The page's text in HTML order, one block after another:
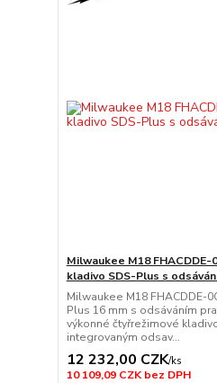
Milwaukee M18 FHACDDE-
kladivo SDS-Plus s
Milwaukee M18 FHACDDE-
Plus 16 mm s odsáváním
výkonné čtyřrežimové
integrovaným odsav...
12 232,00 CZK/ks
10 109,09 CZKbez DPH